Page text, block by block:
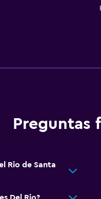
Preguntas
Rio de Santa